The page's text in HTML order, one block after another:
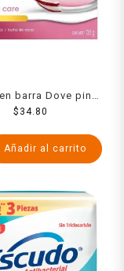
barra Dove pink
135 g
$ 34.80
Añadir al carrito